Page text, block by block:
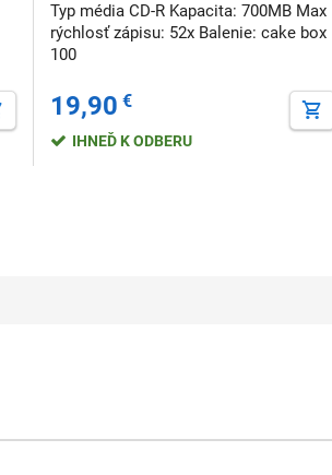
Typ média CD-R Kapacita: 700MB Max
rýchlosť zápisu: 52x Balenie: cake box
100
19,90 €
IHNEĎ K ODBERU